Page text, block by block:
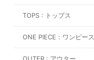
TOPS : トップス
ONE PIECE：ワンピース